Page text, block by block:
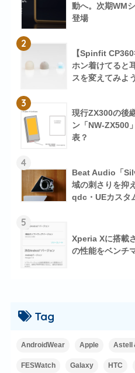
動へ。次期WM
登場
2
【Spinfit
ホン着けてると
スを変えてみよう
3
現行ZX300の後
ン「NW-ZX500
表？
4
Beat Audio「
域の刺さりを抑
qdc・UEカスタ
5
Xperia Xに搭載
の性能をベンチ
Tag
AndroidWear Apple Astell
FESWatch Galaxy HTC